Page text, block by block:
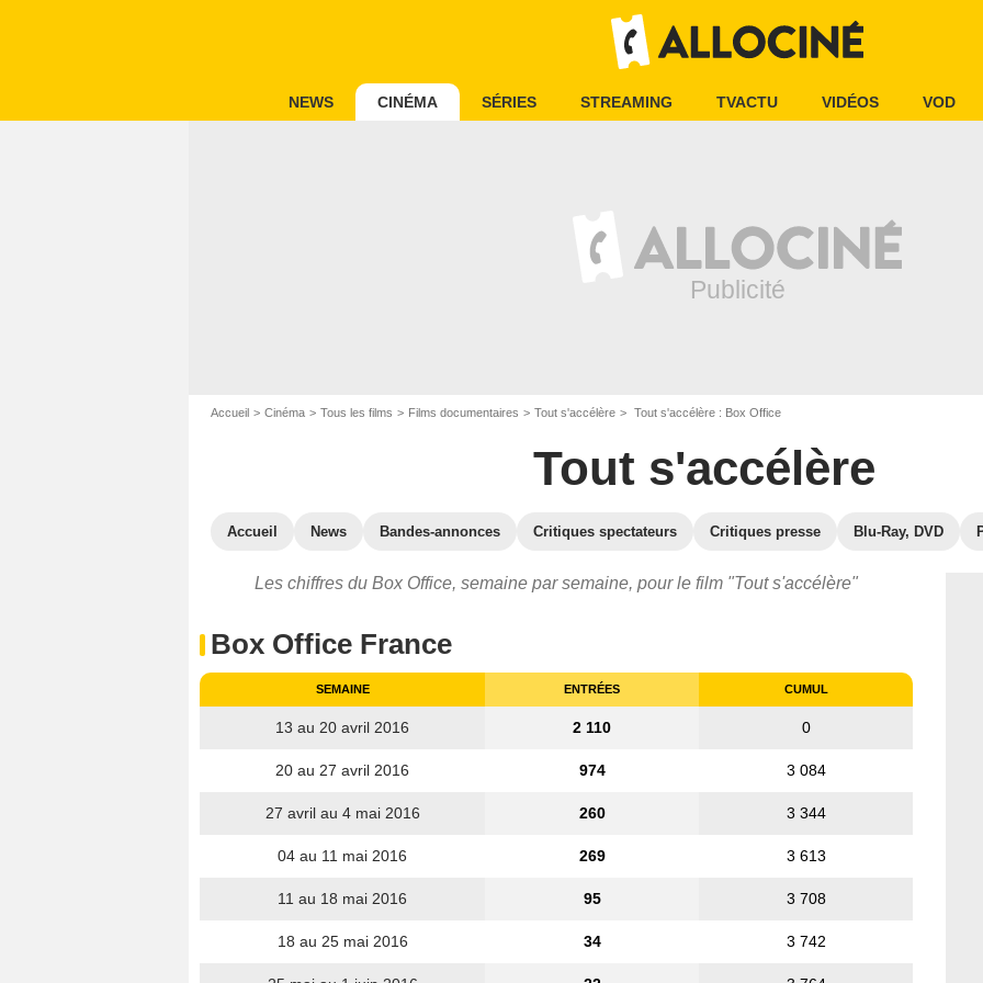
NEWS CINÉMA SÉRIES STREAMING TVACTU VIDÉOS VOD
Accueil Cinéma Tous les films Films documentaires Tout s'accélère Tout s'accélère : Box Office
Tout s'accélère
Accueil News Bandes-annonces Critiques spectateurs Critiques presse Blu-Ray, DVD
Les chiffres du Box Office, semaine par semaine, pour le film "Tout s'accélère"
Box Office France
SEMAINE ENTRÉES CUMUL
13 au 20 avril 2016 2 110 0
20 au 27 avril 2016 974 3 084
27 avril au 4 mai 2016 260 3 344
04 au 11 mai 2016 269 3 613
11 au 18 mai 2016 95 3 708
18 au 25 mai 2016 34 3 742